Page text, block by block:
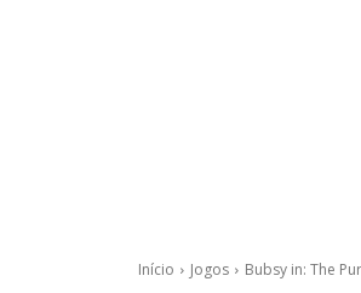
Início Jogos Bubsy in: The